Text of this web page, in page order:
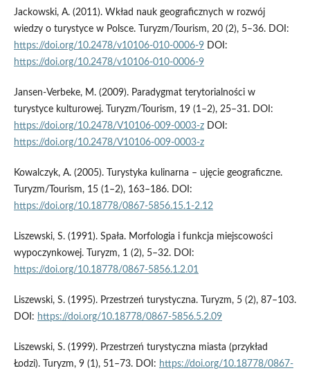
Jackowski, A. (2011). Wkład nauk geograficznych w rozwój
wiedzy o turystyce w Polsce. Turyzm/Tourism, 20 (2), 5–36. DOI:
https://doi.org/10.2478/v10106-010-0006-9DOI:
https://doi.org/10.2478/v10106-010-0006-9
Jansen-Verbeke, M. (2009). Paradygmat terytorialności w
turystyce kulturowej. Turyzm/Tourism, 19 (1–2), 25–31. DOI:
https://doi.org/10.2478/V10106-009-0003-zDOI:
https://doi.org/10.2478/V10106-009-0003-z
Kowalczyk, A. (2005). Turystyka kulinarna – ujęcie geograficzne.
Turyzm/Tourism, 15 (1–2), 163–186. DOI:
https://doi.org/10.18778/0867-5856.15.1-2.12
Liszewski, S. (1991). Spała. Morfologia i funkcja miejscowości
wypoczynkowej. Turyzm, 1 (2), 5–32. DOI:
https://doi.org/10.18778/0867-5856.1.2.01
Liszewski, S. (1995). Przestrzeń turystyczna. Turyzm, 5 (2), 87–103.
DOI: https://doi.org/10.18778/0867-5856.5.2.09
Liszewski, S. (1999). Przestrzeń turystyczna miasta (przykład
Łodzi). Turyzm, 9 (1), 51–73. DOI: https://doi.org/10.18778/0867-